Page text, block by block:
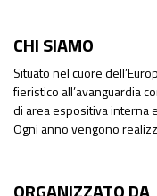
CHI SIAMO
Situato nel cuore
fieristico all’avanguardia
di area espositiva interna
Ogni anno vengono